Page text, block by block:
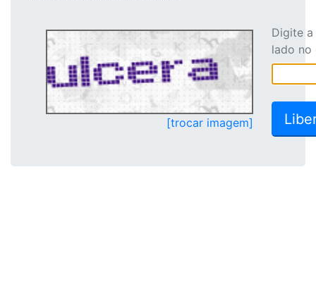
[trocar imagem]
Digite
lado no